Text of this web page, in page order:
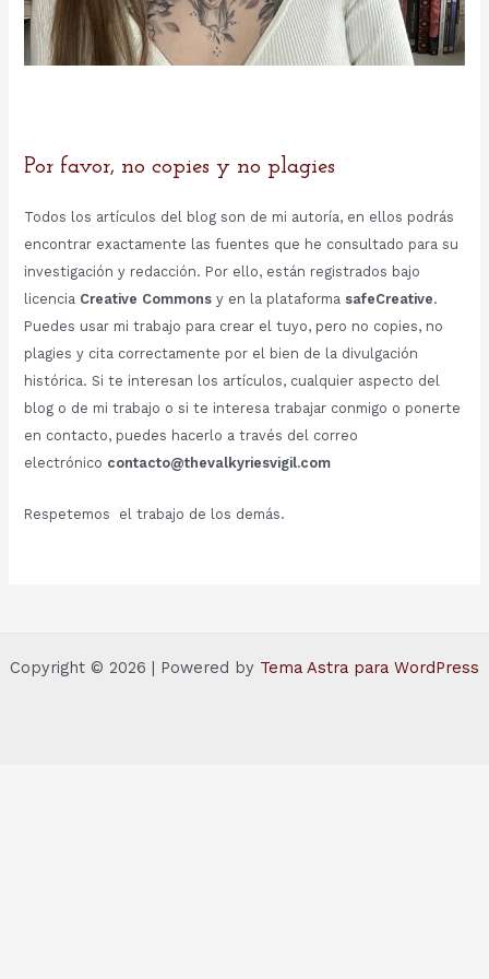
Por favor, no copies y no plagies
Todos los artículos del blog son de mi autoría, en ellos podrás
encontrar exactamente las fuentes que he consultado para su
investigación y redacción. Por ello, están registrados bajo
licencia Creative Commonsy en la plataforma safeCreative.
Puedes usar mi trabajo para crear el tuyo, pero no copies, no
plagies y cita correctamente por el bien de la divulgación
histórica. Si te interesan los artículos, cualquier aspecto del
blog o de mi trabajo o si te interesa trabajar conmigo o ponerte
en contacto, puedes hacerlo a través del correo
electrónico contacto@thevalkyriesvigil.com
Respetemos el trabajo de los demás.
Copyright © 2026 | Powered by Tema Astra para WordPress